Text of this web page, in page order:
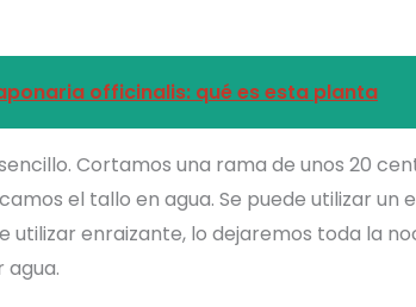
officinalis: qué es esta planta
Cortamos una rama de unos 20
el tallo en agua. Se puede utilizar
utilizar enraizante, lo dejaremos toda la